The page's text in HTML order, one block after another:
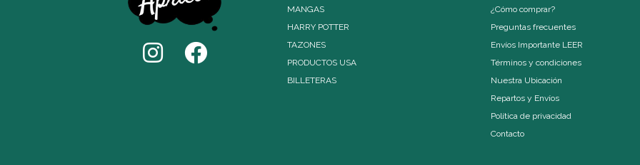
MANGAS
HARRY POTTER
TAZONES
PRODUCTOS USA
BILLETERAS
¿Cómo comprar?
Preguntas frecuentes
Envíos Importante LEER
Términos y condiciones
Nuestra Ubicación
Repartos y Envíos
Política de privacidad
Contacto